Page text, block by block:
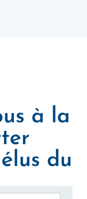
à la
du